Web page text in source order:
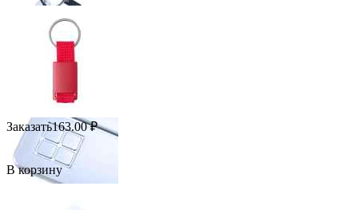
Заказать163.00 ₽
В корзину